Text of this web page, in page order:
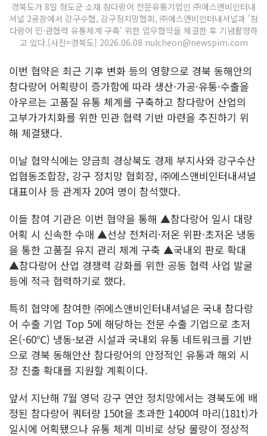
경북도가 8일 청도군 소재 참다랑어 전문유통기업인 ㈜에스앤비인터내
셔널 2공장에서 강구수협, 강구정치망협회, ㈜에스앤비인터내셔널과 '참
다랑어 민·관협력 유통체계 구축' 위한 업무협약을 체결한 후 기념촬영하
고 있다.[사진=경북도] 2026.06.08 nulcheon@newspim.com
이번 협약은 최근 기후 변화 등의 영향으로 경북 동해안의
참다랑어 어획량이 증가함에 따라 생산·가공·유통·수출을
아우르는 고품질 유통 체계를 구축하고 참다랑어 산업의
고부가가치화를 위한 민관 협력 기반 마련을 추진하기 위
해 체결됐다.
이날 협약식에는 양금희 경상북도 경제 부지사와 강구수산
업협동조합장, 강구 정치망 협회장, ㈜에스앤비인터내셔널
대표이사 등 관계자 20여 명이 참석했다.
이들 참여 기관은 이번 협약을 통해 ▲참다랑어 일시 대량
어획 시 신속한 수매 ▲선상 전처리·저온 위판·초저온 냉동
을 통한 고품질 유지 관리 체계 구축 ▲국내외 판로 확대
▲참다랑어 산업 경쟁력 강화를 위한 공동 협력 사업 발굴
등에 적극 협력하기로 했다.
특히 협약에 참여한 ㈜에스앤비인터내셔널은 국내 참다랑
어 수출 기업 Top 5에 해당하는 전문 수출 기업으로 초저
온(-60℃) 냉동·보관 시설과 국내외 유통 네트워크를 기반
으로 경북 동해안산 참다랑어의 안정적인 유통과 해외 시
장 진출 확대를 지원할 계획이다.
앞서 지난해 7월 영덕 강구 연안 정치망에서는 경북도에 배
정된 참다랑어 쿼터량 150t을 초과한 1400여 마리(181t)가
일시에 어획됐으나 유통 체계 미비로 상당 물량이 정상적